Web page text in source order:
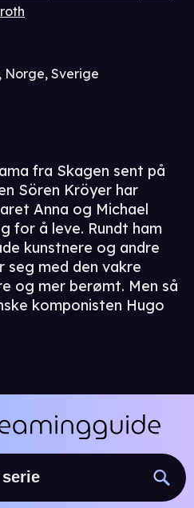
Norge, Sverige
fra Skagen sent på
Sören Kröyer har
Anna og Michael
for å leve. Rundt ham
kunstnere og andre
seg med den vakre
og mer berømt. Men så
komponisten Hugo